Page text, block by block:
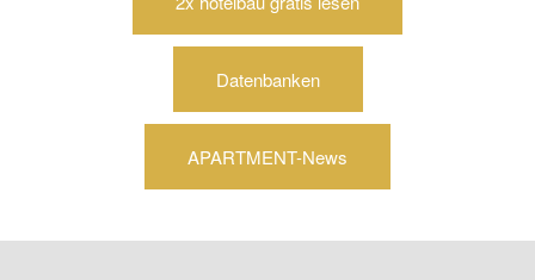
Datenbanken
APARTMENT-News